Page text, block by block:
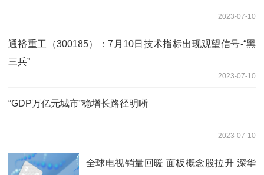
2023-07-10
通裕重工（300185）：7月10日技术指标出现观望信号-“黑
三兵”
2023-07-10
“GDP万亿元城市”稳增长路径明晰
2023-07-10
全球电视销量回暖 面板概念股拉升 深华